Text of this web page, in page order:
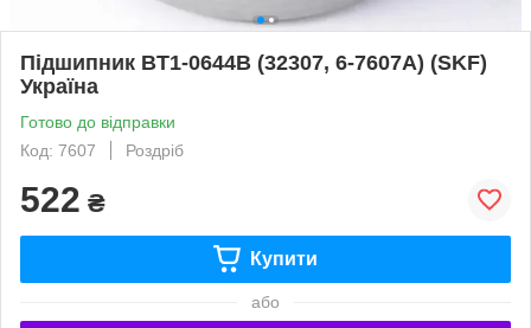
Підшипник BT1-0644B (32307, 6-7607A) (SKF)
Україна
Готово до відправки
Код: 7607
Роздріб
522 ₴
Купити
або